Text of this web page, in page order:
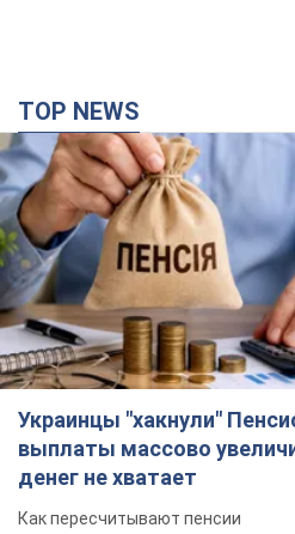
Украинцы "хакнули"
выплаты массово
денег не хватает
Как пересчитывают пенсии
5 часов назад 107,0 т.
ВАКС избрал меру
Украины в США
деле
Суд не полностью удовлетворил
2 часа назад 4,3 т.